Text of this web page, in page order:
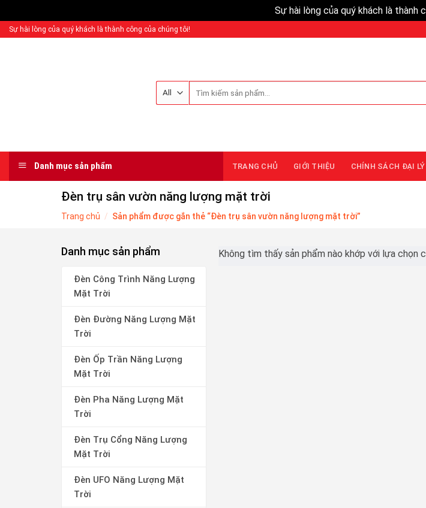
Sự hài lòng của quý khách là thành
Sự hài lòng của quý khách là thành công của chúng tôi!
Danh mục sản phẩm TRANG CHỦ GIỚI THIỆU CHÍNH SÁCH ĐẠI LÝ
Đèn trụ sân vườn năng lượng mặt trời
Trang chủ / Sản phẩm được gắn thẻ “Đèn trụ sân vườn năng lượng mặt trời”
Danh mục sản phẩm
Đèn Công Trình Năng Lượng
Mặt Trời
Đèn Đường Năng Lượng Mặt
Trời
Đèn Ốp Trần Năng Lượng
Mặt Trời
Đèn Pha Năng Lượng Mặt
Trời
Đèn Trụ Cổng Năng Lượng
Mặt Trời
Đèn UFO Năng Lượng Mặt
Trời
Không tìm thấy sản phẩm nào khớp với lựa chọn